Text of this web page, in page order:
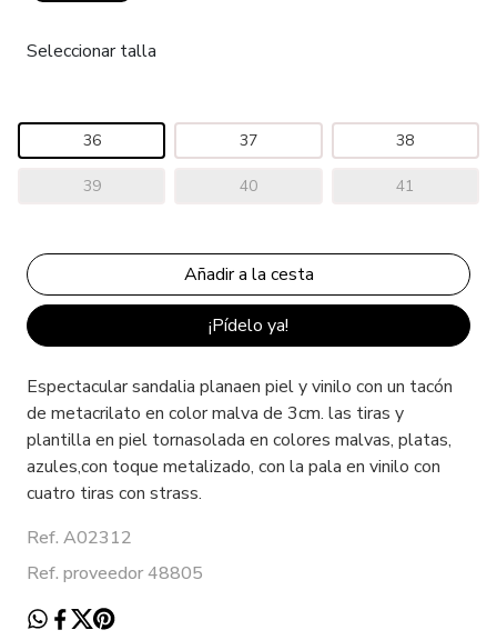
Seleccionar talla
36 37 38
39 40 41
¡Pídelo ya!
Espectacular sandalia planaen piel y vinilo con un tacón
de metacrilato en color malva de 3cm. las tiras y
plantilla en piel tornasolada en colores malvas, platas,
azules,con toque metalizado, con la pala en vinilo con
cuatro tiras con strass.
Ref. A02312
Ref. proveedor 48805